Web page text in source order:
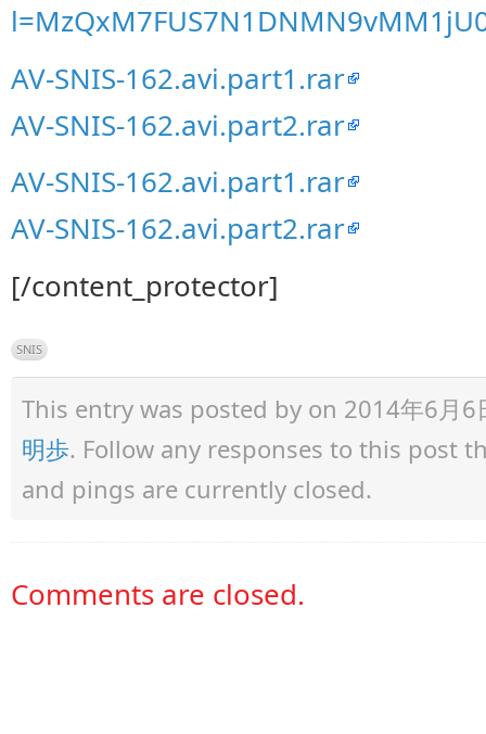
AV-SNIS-162.avi.part1.rar
AV-SNIS-162.avi.part2.rar
AV-SNIS-162.avi.part1.rar
AV-SNIS-162.avi.part2.rar
[/content_protector]
SNIS
This entry was posted by on 2014年6月
明歩. Follow any responses to this post
and pings are currently closed.
Comments are closed.